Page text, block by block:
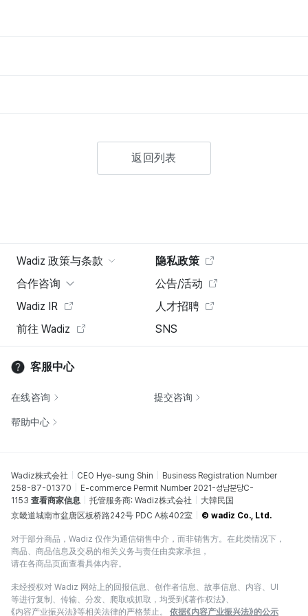
返回列表
Wadiz 政策与条款
隐私政策
合作咨询
公告/活动
Wadiz IR
人才招聘
前往 Wadiz
SNS
客服中心
在线咨询 提交咨询
帮助中心
Wadiz株式会社 CEO Hye-sung Shin
Business Registration Number
258-87-01370
E-commerce Permit Number 2021-성남분당C-
1153 查看商家信息 托管服务商: Wadiz株式会社
大韓民国
京畿道城南市盆唐区板桥路242号 PDC A栋402室
© wadiz Co., Ltd.
对于部分商品，Wadiz 仅作为通信销售中介，而非销售方。在此类情况下，
商品、商品信息及交易的相关义务与责任由卖家承担，
请在各商品页面查看具体内容。
未经授权对 Wadiz 网站上的回报信息、创作者信息、故事信息、内容、UI
等进行复制、传输、分发、爬取或抓取，均受到《著作权法》、
《内容产业振兴法》等相关法律的严格禁止。
依据《内容产业振兴法》的公示